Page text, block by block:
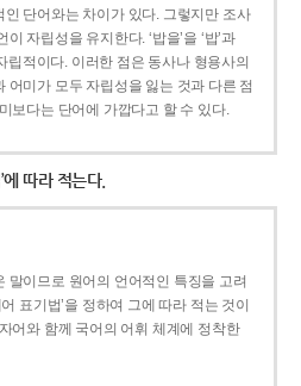
단어와는 차이가 있다. 그렇지만 조사
자립성을 유지한다. ‘밥을’을 ‘밥’과
립적이다. 이러한 점은 동사나 형용사의
어미가 모두 자립성을 잃는 것과 다른 점
보다는 단어에 가깝다고 할 수 있다.
에 따라 적는다.
말이므로 원어의 언어적인 특징을 고려
표기법’을 정하여 그에 따라 적는 것이
어와 함께 국어의 어휘 체계에 정착한